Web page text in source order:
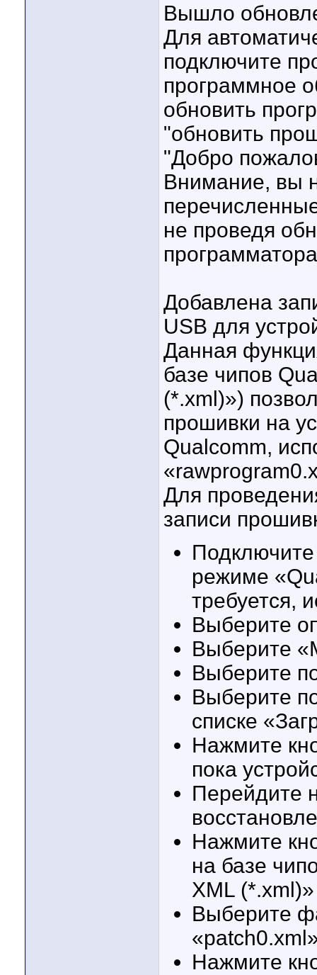
Вышло
Для
подключите
программное
обновить
"обновить
"Добро
Внимание, вы
не проведя
Добавлена
USB для
Данная
базе чипов
(*.xml)»)
прошивки на
Qualcomm,
Для
записи
Подключите
режиме
требуется,
Выберите
Выберите
Выберите
Выберите
списке
Нажмите
пока
Перейдите
Нажмите
на базе
XML (*.xml)»
Выберите
Нажмите